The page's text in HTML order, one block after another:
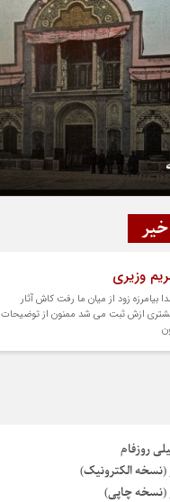
وزیری
بیامرزه زود از میان ما رفت کاش آثار
ازش ثبت می شد ممنون از توضیحات
روزفام
(نسخه الکترونیک)
(نسخه چاپی)